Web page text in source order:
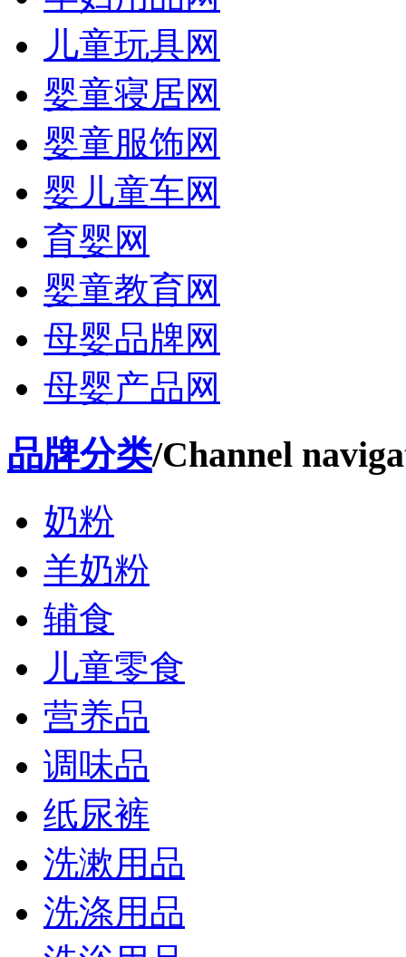
儿童玩具网
婴童寝居网
婴童服饰网
婴儿童车网
育婴网
婴童教育网
母婴品牌网
母婴产品网
品牌分类/Channel
奶粉
羊奶粉
辅食
儿童零食
营养品
调味品
纸尿裤
洗漱用品
洗涤用品